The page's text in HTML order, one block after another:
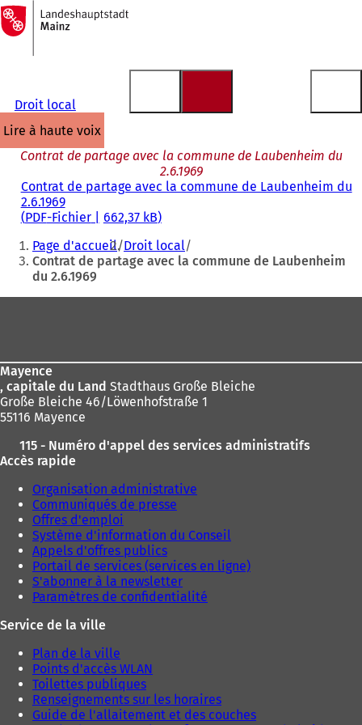
Accéder au contenu
Vers
la
page
d'accueil
Droit local
lire à haute voix
Contrat de partage avec la commune de Laubenheim du
2.6.1969
Contrat de partage avec la commune de Laubenheim du
2.6.1969
PDF-Fichier 662,37 kB
Vous
êtes
:
Page d'accueil Droit local
Contrat de partage avec la commune de Laubenheim
du 2.6.1969
Mayence
, capitale du Land Stadthaus Große Bleiche
Große Bleiche 46/Löwenhofstraße 1
55116 Mayence
115 - Numéro d'appel des services administratifs
Accès rapide
Organisation administrative
Communiqués de presse
Offres d'emploi
Système d'information du Conseil
Appels d'offres publics
Portail de services (services en ligne)
S'abonner à la newsletter
Paramètres de confidentialité
Service de la ville
Plan de la ville
Points d'accès WLAN
Toilettes publiques
Renseignements sur les horaires
Guide de l'allaitement et des couches